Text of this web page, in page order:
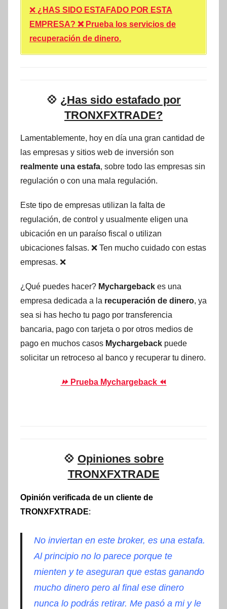
❌ ¿HAS SIDO ESTAFADO POR ESTA
EMPRESA? ❌ Prueba los servicios de
recuperación de dinero.
💠 ¿Has sido estafado por
TRONXFXTRADE?
Lamentablemente, hoy en día una gran cantidad de
las empresas y sitios web de inversión son
realmente una estafa, sobre todo las empresas sin
regulación o con una mala regulación.
Este tipo de empresas utilizan la falta de
regulación, de control y usualmente eligen una
ubicación en un paraíso fiscal o utilizan
ubicaciones falsas. ❌ Ten mucho cuidado con estas
empresas. ❌
¿Qué puedes hacer? Mychargeback es una
empresa dedicada a la recuperación de dinero, ya
sea si has hecho tu pago por transferencia
bancaria, pago con tarjeta o por otros medios de
pago en muchos casos Mychargeback puede
solicitar un retroceso al banco y recuperar tu dinero.
⏩ Prueba Mychargeback ⏪
💠 Opiniones sobre
TRONXFXTRADE
Opinión verificada de un cliente de
TRONXFXTRADE:
No inviertan en este broker, es una estafa.
Al principio no lo parece porque te
mienten y te aseguran que estas ganando
mucho dinero pero al final ese dinero
nunca lo podrás retirar. Me pasó a mi y le